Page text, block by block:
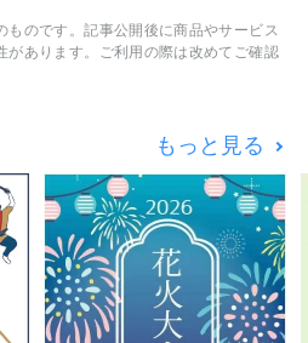
あります。 世界的に名高
ド、日本を代表する牛肉で但馬牛
もリラックスできます。 淡路
ずしおの雷鳴のように響く音、夏
される花火大会でのダイナミック
残る音に出会えます。 県内の
物園では四季を通じて、ハーブや
地良い香りに癒されます。 さ
味覚・触覚・聴覚・嗅覚」の五感
しい旅を、兵庫県でご堪能くださ
ものです。記事公開後に商品やサービス
があります。ご利用の際は改めてご確認
もっと見る